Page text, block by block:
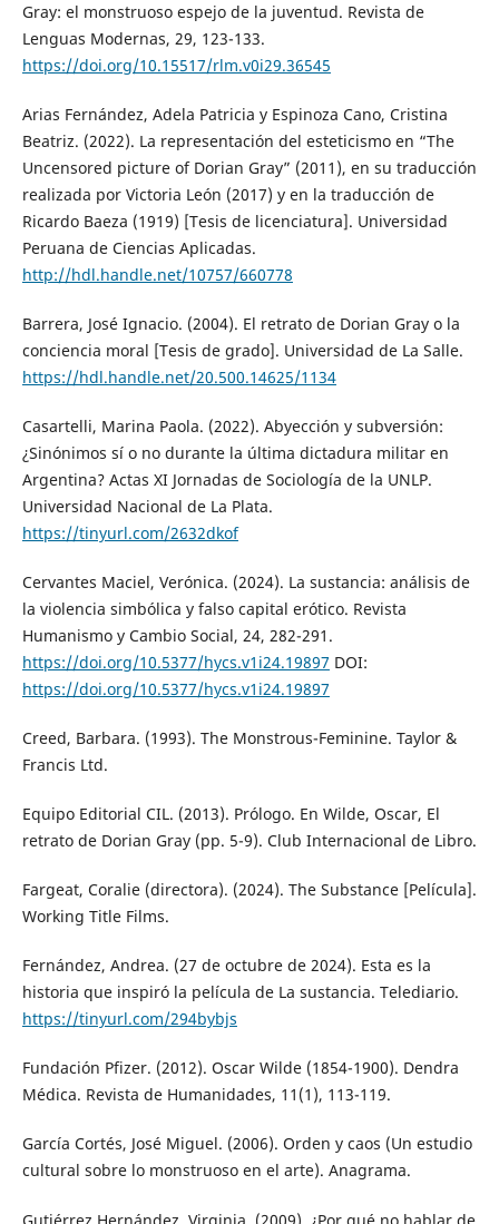
Gray: el monstruoso espejo de la juventud. Revista de
Lenguas Modernas, 29, 123-133.
https://doi.org/10.15517/rlm.v0i29.36545
Arias Fernández, Adela Patricia y Espinoza Cano, Cristina
Beatriz. (2022). La representación del esteticismo en “The
Uncensored picture of Dorian Gray” (2011), en su traducción
realizada por Victoria León (2017) y en la traducción de
Ricardo Baeza (1919) [Tesis de licenciatura]. Universidad
Peruana de Ciencias Aplicadas.
http://hdl.handle.net/10757/660778
Barrera, José Ignacio. (2004). El retrato de Dorian Gray o la
conciencia moral [Tesis de grado]. Universidad de La Salle.
https://hdl.handle.net/20.500.14625/1134
Casartelli, Marina Paola. (2022). Abyección y subversión:
¿Sinónimos sí o no durante la última dictadura militar en
Argentina? Actas XI Jornadas de Sociología de la UNLP.
Universidad Nacional de La Plata.
https://tinyurl.com/2632dkof
Cervantes Maciel, Verónica. (2024). La sustancia: análisis de
la violencia simbólica y falso capital erótico. Revista
Humanismo y Cambio Social, 24, 282-291.
https://doi.org/10.5377/hycs.v1i24.19897 DOI:
https://doi.org/10.5377/hycs.v1i24.19897
Creed, Barbara. (1993). The Monstrous-Feminine. Taylor &
Francis Ltd.
Equipo Editorial CIL. (2013). Prólogo. En Wilde, Oscar, El
retrato de Dorian Gray (pp. 5-9). Club Internacional de Libro.
Fargeat, Coralie (directora). (2024). The Substance [Película].
Working Title Films.
Fernández, Andrea. (27 de octubre de 2024). Esta es la
historia que inspiró la película de La sustancia. Telediario.
https://tinyurl.com/294bybjs
Fundación Pfizer. (2012). Oscar Wilde (1854-1900). Dendra
Médica. Revista de Humanidades, 11(1), 113-119.
García Cortés, José Miguel. (2006). Orden y caos (Un estudio
cultural sobre lo monstruoso en el arte). Anagrama.
Gutiérrez Hernández, Virginia. (2009). ¿Por qué no hablar de